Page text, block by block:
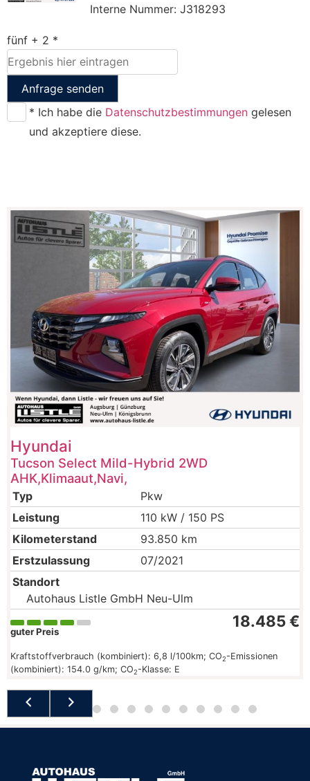
Interne Nummer: J318293
fünf + 2 *
Anfrage senden
* Ich habe die Datenschutzbestimmungen gelesen
und akzeptiere diese.
Hyundai
Tucson Select Mild-Hybrid 2WD
AHK,Klimaaut,Navi,
Typ
Pkw
Leistung
110 kW / 150 PS
Kilometerstand
93.850 km
Erstzulassung
07/2021
Standort
Autohaus Listle GmbH Neu-Ulm
18.485 €
guter Preis
Kraftstoffverbrauch (kombiniert): 6,8 l/100km; CO2-Emissionen
(kombiniert): 154.0 g/km; CO2-Klasse: E